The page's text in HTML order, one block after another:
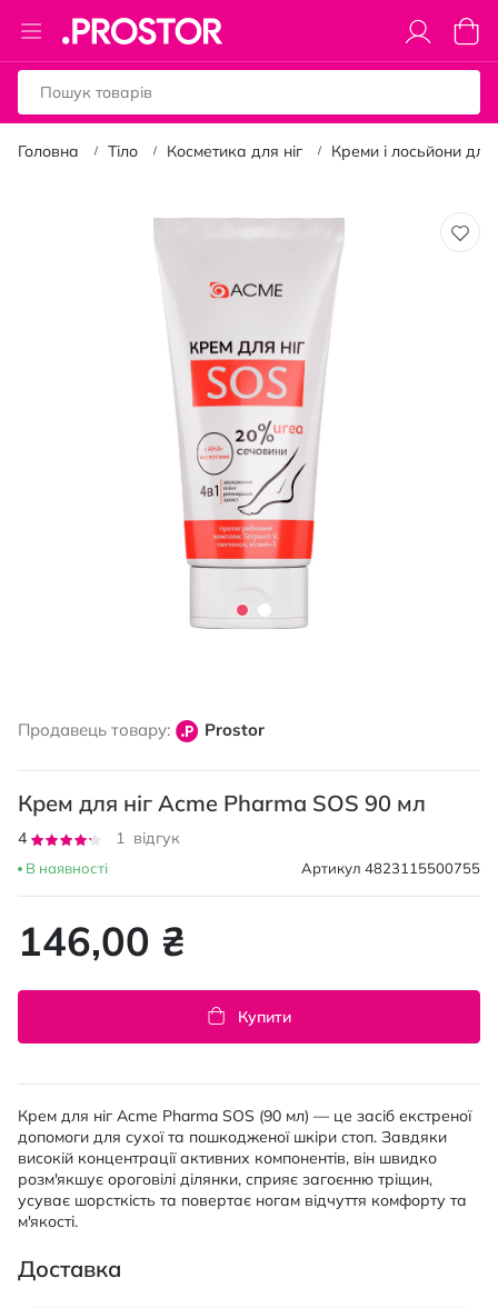
Toggle
Nav
Кошик
Головна Тіло Косметика для ніг Креми і лосьйони для
початку
зображень
Продавець товару: Prostor
Крем для ніг Acme Pharma SOS 90 мл
Рейтинг:
4
1 відгук
В наявності Артикул 4823115500755
146,00 ₴
Купити
Крем для ніг Acme Pharma SOS (90 мл) — це засіб екстреної
допомоги для сухої та пошкодженої шкіри стоп. Завдяки
високій концентрації активних компонентів, він швидко
розм'якшує ороговілі ділянки, сприяє загоєнню тріщин,
усуває шорсткість та повертає ногам відчуття комфорту та
м'якості.
Доставка